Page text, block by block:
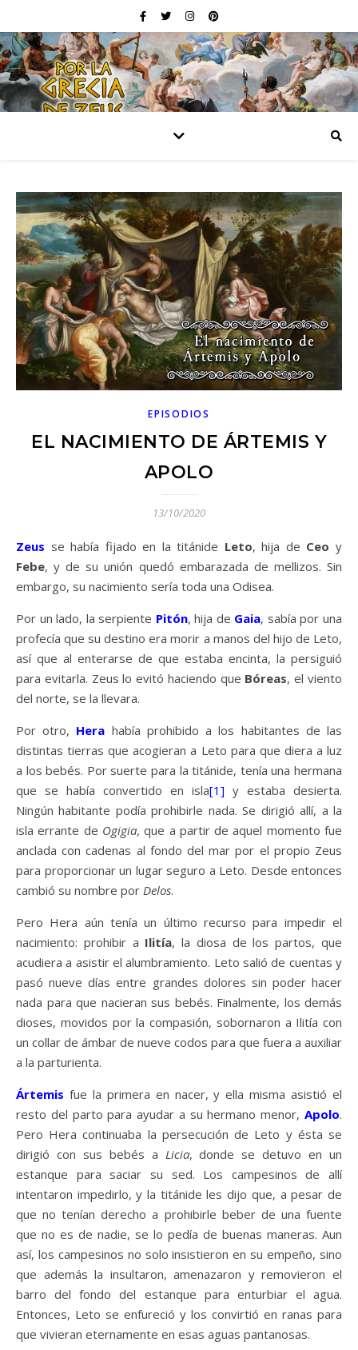
EPISODIOS
EL NACIMIENTO DE ÁRTEMIS Y
APOLO
13/10/2020
Zeus se había fijado en la titánide Leto, hija de Ceo y
Febe, y de su unión quedó embarazada de mellizos. Sin
embargo, su nacimiento sería toda una Odisea.
Por un lado, la serpiente Pitón, hija de Gaia, sabía por una
profecía que su destino era morir a manos del hijo de Leto,
así que al enterarse de que estaba encinta, la persiguió
para evitarla. Zeus lo evitó haciendo que Bóreas, el viento
del norte, se la llevara.
Por otro, Hera había prohibido a los habitantes de las
distintas tierras que acogieran a Leto para que diera a luz
a los bebés. Por suerte para la titánide, tenía una hermana
que se había convertido en isla[1] y estaba desierta.
Ningún habitante podía prohibirle nada. Se dirigió allí, a la
isla errante de Ogigia, que a partir de aquel momento fue
anclada con cadenas al fondo del mar por el propio Zeus
para proporcionar un lugar seguro a Leto. Desde entonces
cambió su nombre por Delos.
Pero Hera aún tenía un último recurso para impedir el
nacimiento: prohibir a Ilitía, la diosa de los partos, que
acudiera a asistir el alumbramiento. Leto salió de cuentas y
pasó nueve días entre grandes dolores sin poder hacer
nada para que nacieran sus bebés. Finalmente, los demás
dioses, movidos por la compasión, sobornaron a Ilitía con
un collar de ámbar de nueve codos para que fuera a auxiliar
a la parturienta.
Ártemis fue la primera en nacer, y ella misma asistió el
resto del parto para ayudar a su hermano menor, Apolo.
Pero Hera continuaba la persecución de Leto y ésta se
dirigió con sus bebés a Licia, donde se detuvo en un
estanque para saciar su sed. Los campesinos de allí
intentaron impedirlo, y la titánide les dijo que, a pesar de
que no tenían derecho a prohibirle beber de una fuente
que no es de nadie, se lo pedía de buenas maneras. Aun
así, los campesinos no solo insistieron en su empeño, sino
que además la insultaron, amenazaron y removieron el
barro del fondo del estanque para enturbiar el agua.
Entonces, Leto se enfureció y los convirtió en ranas para
que vivieran eternamente en esas aguas pantanosas.